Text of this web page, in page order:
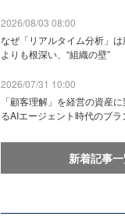
2026/08/03 08:00
なぜ「リアルタイム分析」
よりも根深い、“組織の壁”
2026/07/31 10:00
「顧客理解」を経営の資産
るAIエージェント時代のブラ
新着記事